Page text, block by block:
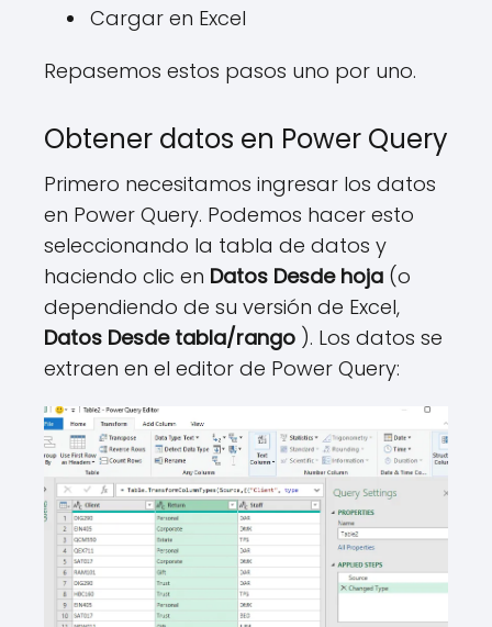
Cargar en Excel
Repasemos estos pasos uno por uno.
Obtener datos en Power Query
Primero necesitamos ingresar los datos
en Power Query. Podemos hacer esto
seleccionando la tabla de datos y
haciendo clic en Datos Desde hoja (o
dependiendo de su versión de Excel,
Datos Desde tabla/rango ). Los datos se
extraen en el editor de Power Query: